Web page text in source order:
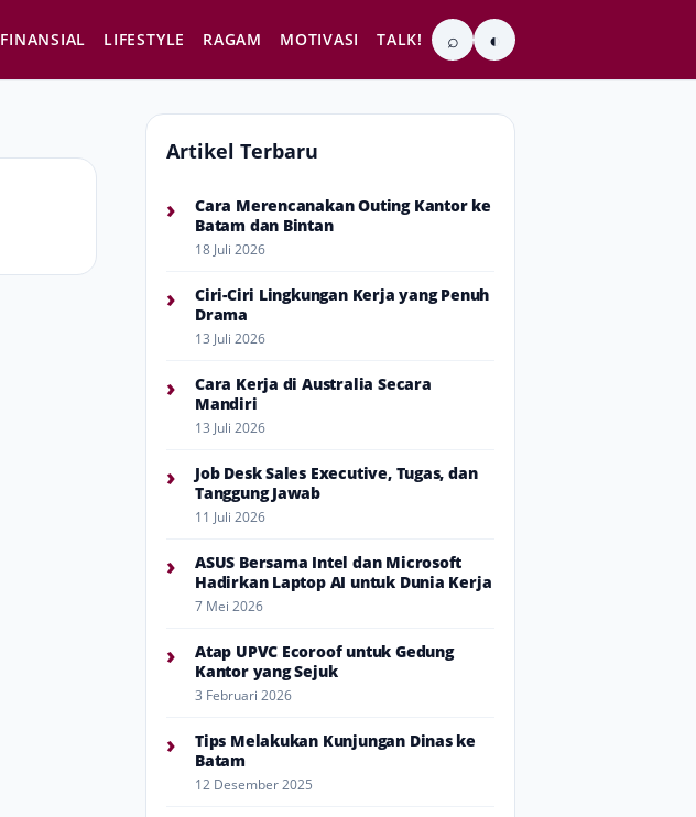
FINANSIAL LIFESTYLE RAGAM MOTIVASI TALK! ⌕ ◐
Artikel Terbaru
›
Cara Merencanakan Outing Kantor ke
Batam dan Bintan
18 Juli 2026
›
Ciri-Ciri Lingkungan Kerja yang Penuh
Drama
13 Juli 2026
›
Cara Kerja di Australia Secara
Mandiri
13 Juli 2026
›
Job Desk Sales Executive, Tugas, dan
Tanggung Jawab
11 Juli 2026
›
ASUS Bersama Intel dan Microsoft
Hadirkan Laptop AI untuk Dunia Kerja
7 Mei 2026
›
Atap UPVC Ecoroof untuk Gedung
Kantor yang Sejuk
3 Februari 2026
›
Tips Melakukan Kunjungan Dinas ke
Batam
12 Desember 2025